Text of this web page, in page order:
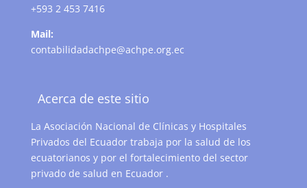
+593 2 453 7416
Mail:
contabilidadachpe@achpe.org.ec
Acerca de este sitio
La Asociación Nacional de Clínicas y Hospitales
Privados del Ecuador trabaja por la salud de los
ecuatorianos y por el fortalecimiento del sector
privado de salud en Ecuador .